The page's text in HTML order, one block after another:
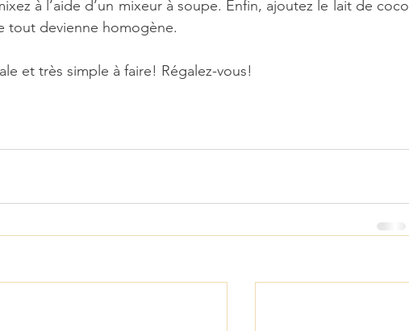
à l’aide d’un mixeur à soupe. Enfin, ajoutez le lait de coco
tout devienne homogène.
et très simple à faire! Régalez-vous!